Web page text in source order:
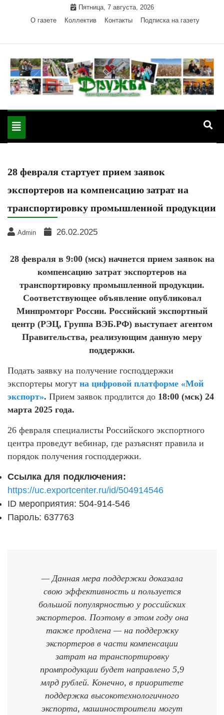
Пятница, 7 августа, 2026
О газете
Коллектив Контакты Подписка на газету
"Дружба" — газета
Красногвардейского района Республики Адыгея
Toggle
navigation
28 февраля стартует прием заявок
экспортеров на компенсацию затрат на
транспортировку промышленной продукции
Admin 26.02.2025
28 февраля в 9:00 (мск) начнется прием заявок на
компенсацию затрат экспортеров на
транспортировку промышленной продукции.
Соответствующее объявление опубликовал
Минпромторг России. Российский экспортный
центр (РЭЦ, Группа ВЭБ.РФ) выступает агентом
Правительства, реализующим данную меру
поддержки.
Подать заявку на получение господдержки
экспортеры могут на цифровой платформе «Мой
экспорт». Прием заявок продлится до 18:00 (мск) 24
марта 2025 года.
26 февраля специалисты Российского экспортного
центра проведут вебинар, где разъяснят правила и
порядок получения господдержки.
Ссылка для подключения:
https://uc.exportcenter.ru/id/504914546
ID мероприятия: 504-914-546
Пароль: 637763
— Данная мера поддержки доказала
свою эффективность и пользуется
большой популярностью у российских
экспортеров. Поэтому в этом году она
также продлена — на поддержку
экспортеров в части компенсации
затрат на транспортировку
промпродукции будет направлено 5,9
млрд рублей. Конечно, в приоритете
поддержка высокотехнологичного
экспорта, машиностроители могут